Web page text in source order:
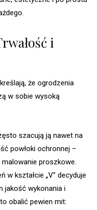
i
że ogrodzenia
w sobie wysoką
szacują ją nawet na
powłoki ochronnej –
proszkowe.
w kształcie „V” decyduje
jakość wykonania i
obalić pewien mit: